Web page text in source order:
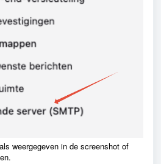
weergegeven in de screenshot of